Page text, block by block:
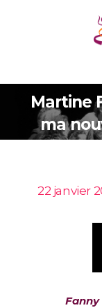
Martine
ma
22 janvier